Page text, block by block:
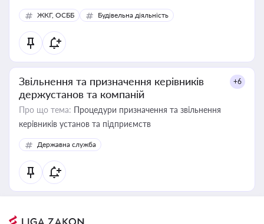
ЖКГ, ОСББ Будівельна діяльність
Звільнення та призначення керівників
держустанов та компаній
+6
Про що тема: Процедури призначення та звільнення
керівників установ та підприємств
Державна служба